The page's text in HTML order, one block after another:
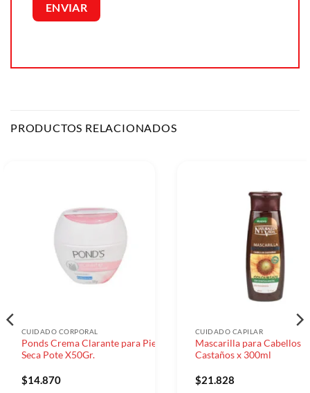
PRODUCTOS RELACIONADOS
CUIDADO CORPORAL
Ponds Crema Clarante para Piel
Seca Pote X50Gr.
$14.870
CUIDADO CAPILAR
Mascarilla para Cabellos
Castaños x 300ml
$21.828